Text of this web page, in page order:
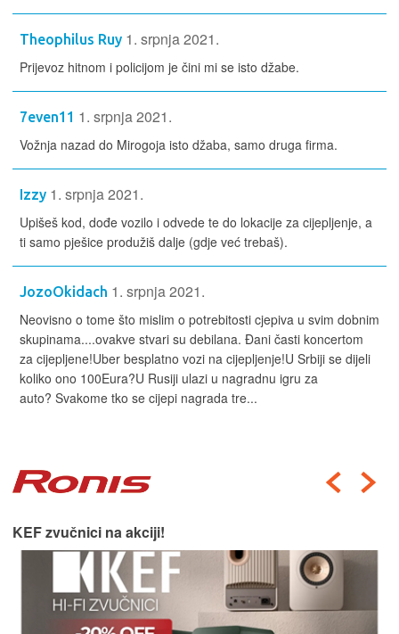
Theophilus Ruy 1. srpnja 2021.
Prijevoz hitnom i policijom je čini mi se isto džabe.
7even11 1. srpnja 2021.
Vožnja nazad do Mirogoja isto džaba, samo druga firma.
Izzy 1. srpnja 2021.
Upišeš kod, dođe vozilo i odvede te do lokacije za cijepljenje, a
ti samo pješice produžiš dalje (gdje već trebaš).
JozoOkidach 1. srpnja 2021.
Neovisno o tome što mislim o potrebitosti cjepiva u svim dobnim
skupinama....ovakve stvari su debilana. Đani časti koncertom
za cijepljene!Uber besplatno vozi na cijepljenje!U Srbiji se dijeli
koliko ono 100Eura?U Rusiji ulazi u nagradnu igru za
auto? Svakome tko se cijepi nagrada tre...
KEF zvučnici na akciji!